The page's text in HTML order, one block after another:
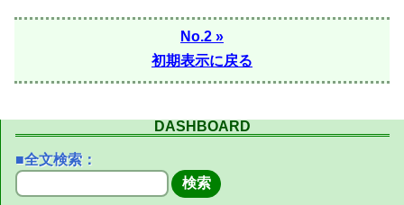
No.2 »
初期表示に戻る
DASHBOARD
■全文検索：